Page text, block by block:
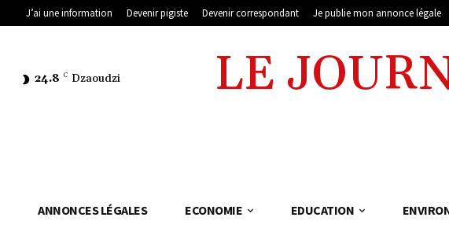
J’ai une information Devenir pigiste Devenir correspondant Je publie mon annonce légale
24.8 C Dzaoudzi LE
ANNONCES LÉGALES ECONOMIE EDUCATION